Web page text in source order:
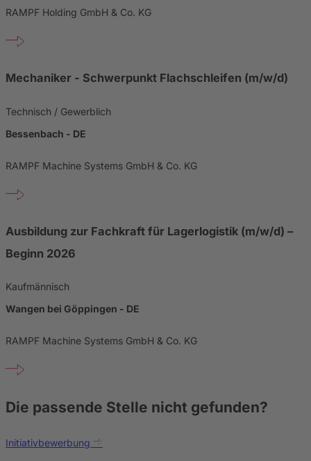
RAMPF Holding GmbH & Co. KG
Mechaniker - Schwerpunkt Flachschleifen (m/w/d)
Technisch / Gewerblich
Bessenbach - DE
RAMPF Machine Systems GmbH & Co. KG
Ausbildung zur Fachkraft für Lagerlogistik (m/w/d) –
Beginn 2026
Kaufmännisch
Wangen bei Göppingen - DE
RAMPF Machine Systems GmbH & Co. KG
Die passende Stelle nicht gefunden?
Initiativbewerbung